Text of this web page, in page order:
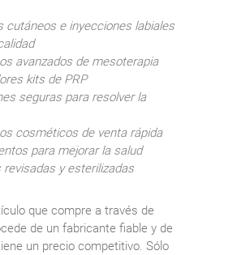
cutáneos e inyecciones labiales
avanzados de mesoterapia
kits de PRP
seguras para resolver la
cosméticos de venta rápida
para mejorar la salud
revisadas y esterilizadas
que compre a través de
de un fabricante fiable y de
un precio competitivo. Sólo